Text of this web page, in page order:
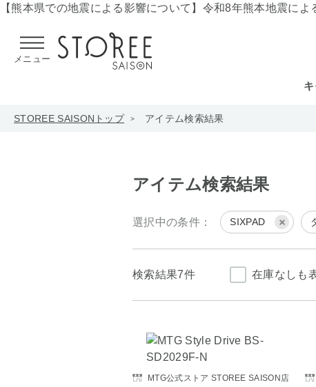
【熊本県での地震による影響について】 令和8年熊本地震によ
メニュー
STOREE SAISONトップ アイテム検索結果
アイテム検索結果
選択中の条件： SIXPAD
検索結果7件 在庫なしも
MTG公式ストア STOREE SAISON店